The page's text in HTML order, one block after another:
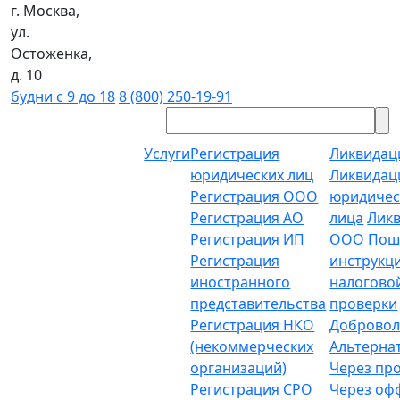
г. Москва,
ул.
Остоженка,
д. 10
будни с 9 до 188 (800) 250-19-91
УслугиРегистрация
юридических лиц
Регистрация ООО
Регистрация АО
Регистрация ИП
Регистрация
иностранного
представительства
Регистрация НКО
(некоммерческих
организаций)
Регистрация СРО
лица
ООО
проверки
Через
Через